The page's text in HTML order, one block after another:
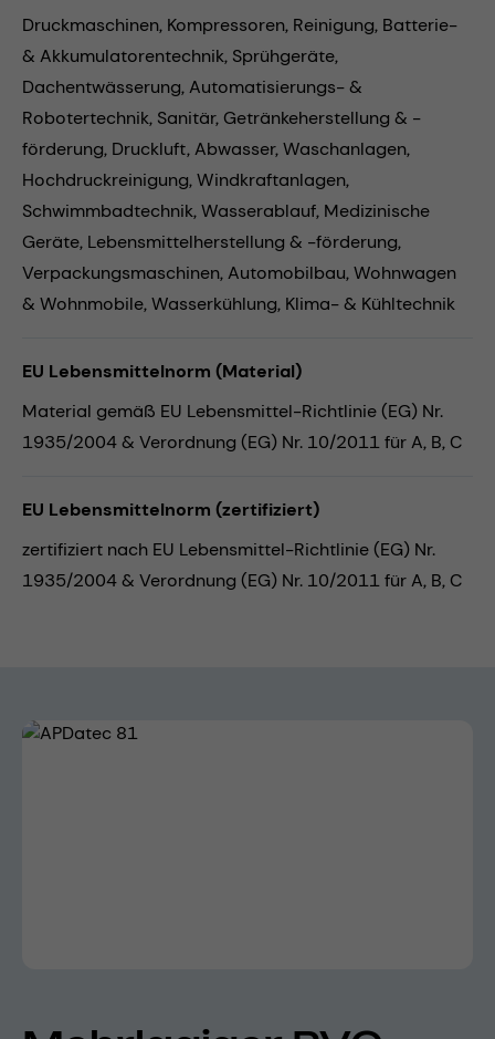
Druckmaschinen, Kompressoren, Reinigung, Batterie-
& Akkumulatorentechnik, Sprühgeräte,
Dachentwässerung,Automatisierungs- &
Robotertechnik, Sanitär, Getränkeherstellung & -
förderung, Druckluft,Abwasser,Waschanlagen,
Hochdruckreinigung,Windkraftanlagen,
Schwimmbadtechnik,Wasserablauf, Medizinische
Geräte, Lebensmittelherstellung & -förderung,
Verpackungsmaschinen,Automobilbau,Wohnwagen
& Wohnmobile,Wasserkühlung, Klima- & Kühltechnik
EU Lebensmittelnorm (Material)
Material gemäß EU Lebensmittel-Richtlinie (EG) Nr.
1935/2004 & Verordnung (EG) Nr. 10/2011 für A, B, C
EU Lebensmittelnorm (zertifiziert)
zertifiziert nach EU Lebensmittel-Richtlinie (EG) Nr.
1935/2004 & Verordnung (EG) Nr. 10/2011 für A, B, C
Bildergalerie überspringen